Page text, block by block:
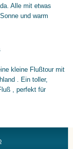
Alle mit etwas
und warm
kleine Flußtour mit
. Ein toller,
, perfekt für